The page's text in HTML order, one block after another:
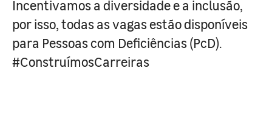
Incentivamos a diversidade e a inclusão,
por isso, todas as vagas estão disponíveis
para Pessoas com Deficiências (PcD).
#ConstruímosCarreiras